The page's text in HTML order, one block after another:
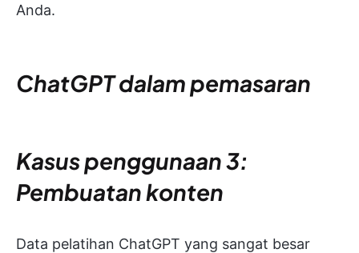
Anda.
ChatGPT dalam pemasaran
Kasus penggunaan 3:
Pembuatan konten
Data pelatihan ChatGPT yang sangat besar